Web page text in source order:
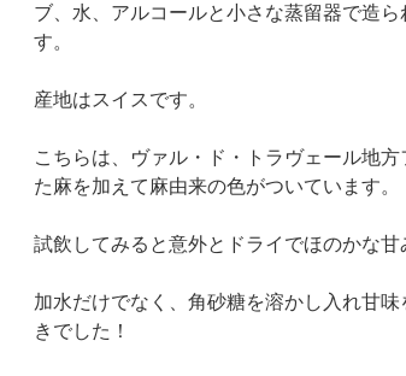
ブ、水、アルコールと小さな蒸留器で造
す。
産地はスイスです。
こちらは、ヴァル・ド・トラヴェール地
た麻を加えて麻由来の色がついています。
試飲してみると意外とドライでほのかな甘
加水だけでなく、角砂糖を溶かし入れ甘
きでした！